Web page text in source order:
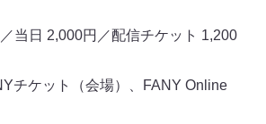
当日 2,000円／配信チケット 1,200
チケット（会場）、FANY Online